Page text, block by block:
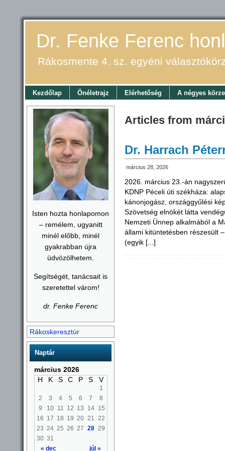
Dr. Fenke Ferenc
Rákosmente 4. sz. egyéni
Kezdőlap Önéletrajz Elérhetőség A négyes
Isten hozta honlapomon
– remélem, ugyanitt
minél előbb, minél
gyakrabban újra
üdvözölhetem.
Segítségét, tanácsait is
szeretettel várom!
dr. Fenke Ferenc
Rákoskeresztúr
Naptár
március 2026
H
K S C P S V
« dec júl »
1
2
3 4 5 6 7
8
9
10 11 12 13 14
15
16 17 18 19 20 21 22
23 24 25 26 27 28 29
30 31
Articles from
Dr. Harrach
március 28, 2026
2026. március 23.-án
KDNP Péceli úti székháza:
kánonjogász, országgyűlési
Szövetség elnökét látta
Nemzeti Ünnep alkalmából a
állami kitüntetésben részesült
(egyik [...]